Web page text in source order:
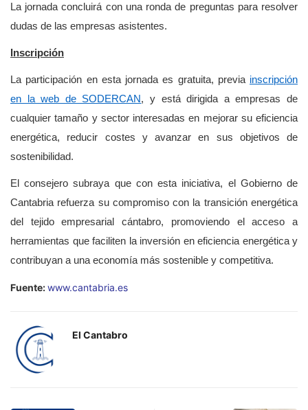
La jornada concluirá con una ronda de preguntas para resolver
dudas de las empresas asistentes.
Inscripción
La participación en esta jornada es gratuita, previa inscripción
en la web de SODERCAN, y está dirigida a empresas de
cualquier tamaño y sector interesadas en mejorar su eficiencia
energética, reducir costes y avanzar en sus objetivos de
sostenibilidad.
El consejero subraya que con esta iniciativa, el Gobierno de
Cantabria refuerza su compromiso con la transición energética
del tejido empresarial cántabro, promoviendo el acceso a
herramientas que faciliten la inversión en eficiencia energética y
contribuyan a una economía más sostenible y competitiva.
Fuente:www.cantabria.es
El Cantabro